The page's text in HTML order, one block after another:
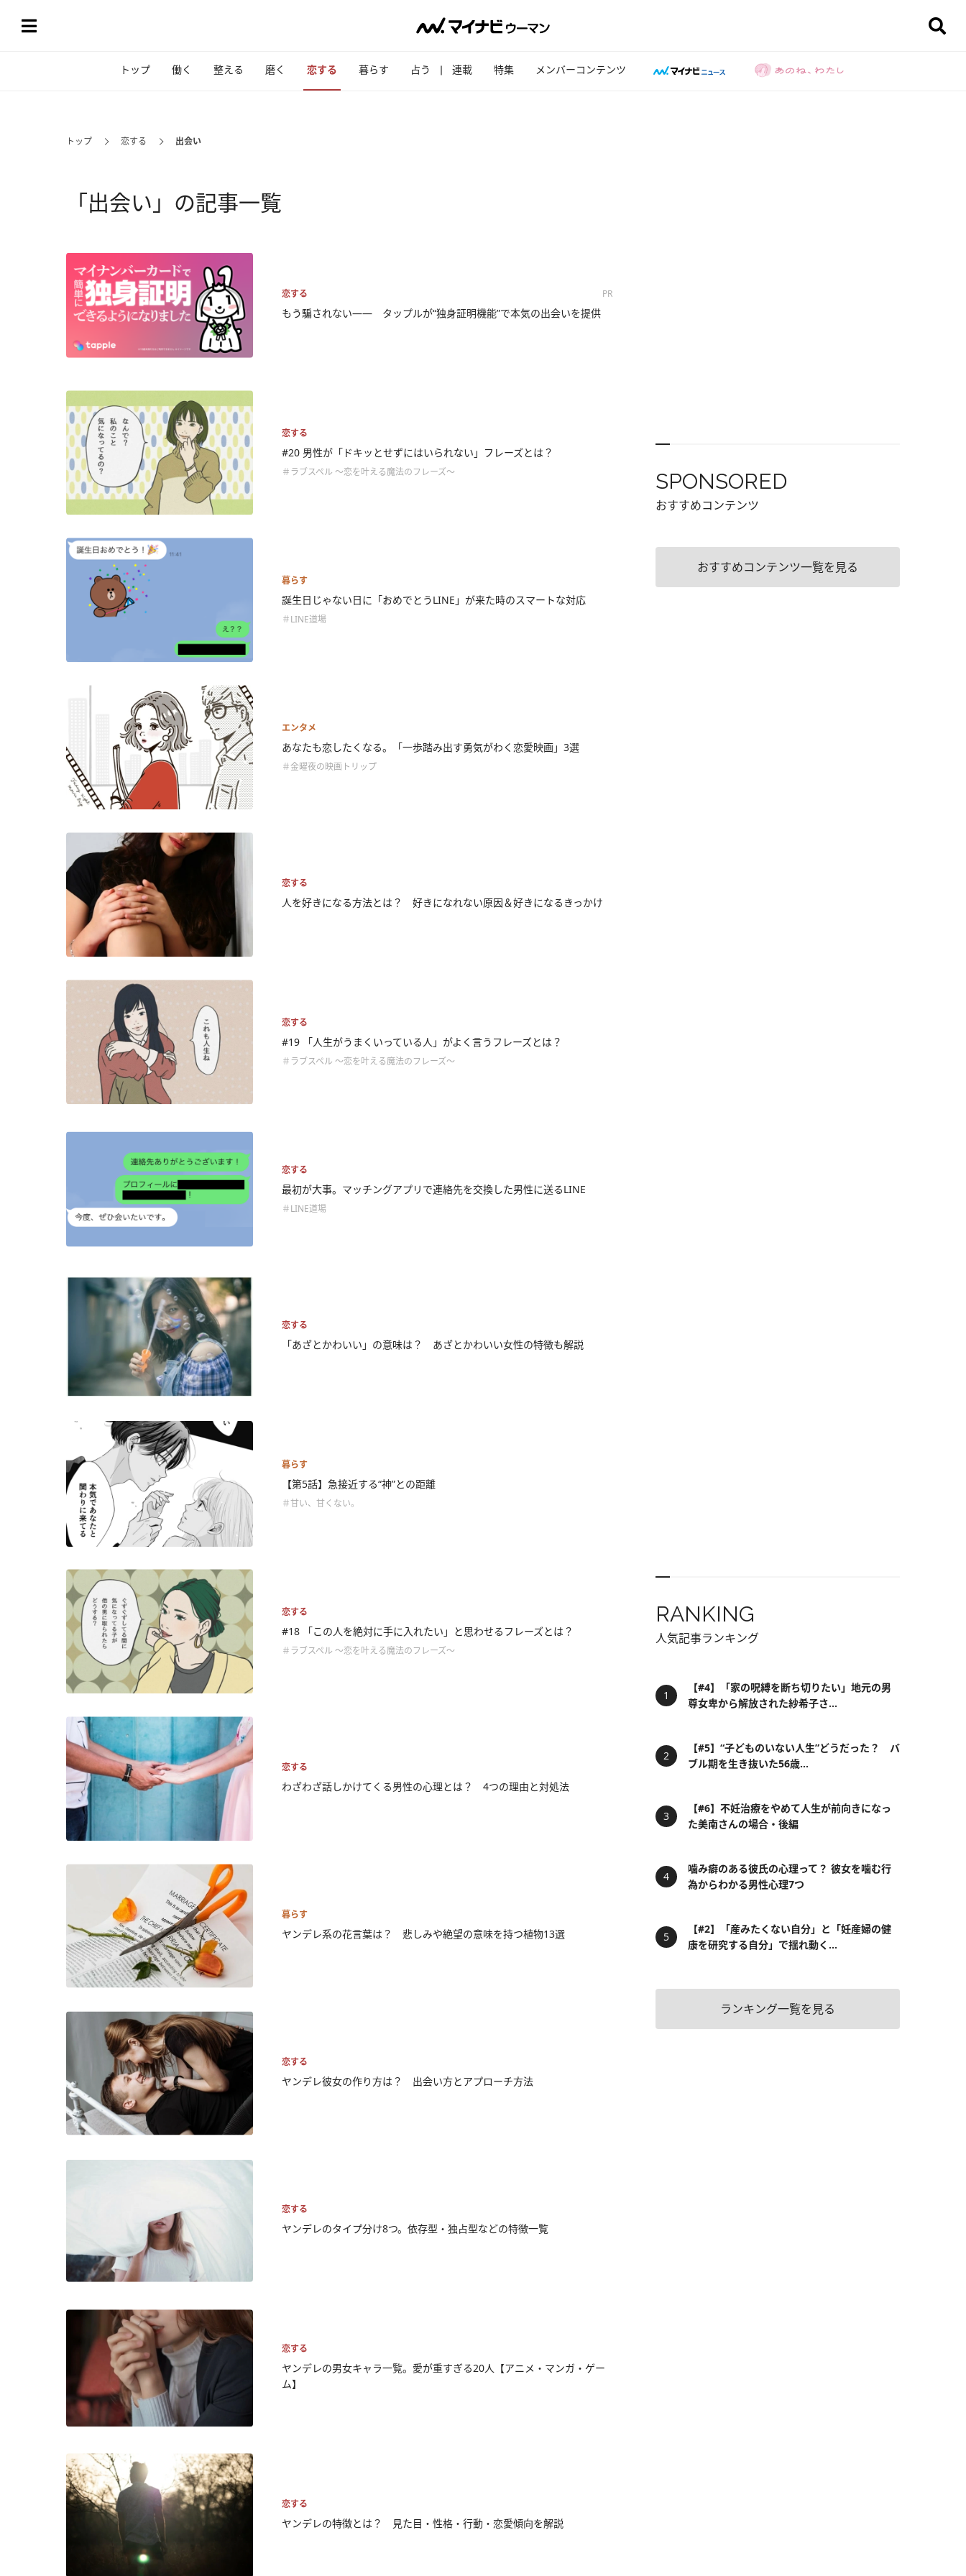
トップ 働く 整える 磨く 恋する 暮らす 占う 連載 特集 メンバーコンテンツ
トップ 恋する 出会い
「出会い」の記事一覧
恋する PR
もう騙されない―― タップルが“独身証明機能”で本気の出会いを提供
恋する
#20 男性が「ドキッとせずにはいられない」フレーズとは？
＃ラブスペル ～恋を叶える魔法のフレーズ～
暮らす
誕生日じゃない日に「おめでとうLINE」が来た時のスマートな対応
＃LINE道場
エンタメ
あなたも恋したくなる。「一歩踏み出す勇気がわく恋愛映画」3選
＃金曜夜の映画トリップ
恋する
人を好きになる方法とは？ 好きになれない原因＆好きになるきっかけ
恋する
#19 「人生がうまくいっている人」がよく言うフレーズとは？
＃ラブスペル ～恋を叶える魔法のフレーズ～
恋する
最初が大事。マッチングアプリで連絡先を交換した男性に送るLINE
＃LINE道場
恋する
「あざとかわいい」の意味は？ あざとかわいい女性の特徴も解説
暮らす
【第5話】急接近する“神”との距離
＃甘い、甘くない。
恋する
#18 「この人を絶対に手に入れたい」と思わせるフレーズとは？
＃ラブスペル ～恋を叶える魔法のフレーズ～
恋する
わざわざ話しかけてくる男性の心理とは？ 4つの理由と対処法
暮らす
ヤンデレ系の花言葉は？ 悲しみや絶望の意味を持つ植物13選
恋する
ヤンデレ彼女の作り方は？ 出会い方とアプローチ方法
恋する
ヤンデレのタイプ分け8つ。依存型・独占型などの特徴一覧
恋する
ヤンデレの男女キャラ一覧。愛が重すぎる20人【アニメ・マンガ・ゲー
ム】
恋する
ヤンデレの特徴とは？ 見た目・性格・行動・恋愛傾向を解説
SPONSORED
おすすめコンテンツ
おすすめコンテンツ一覧を見る
RANKING
人気記事ランキング
【#4】「家の呪縛を断ち切りたい」地元の男
尊女卑から解放された紗希子さ...
【#5】“子どものいない人生”どうだった？ バ
ブル期を生き抜いた56歳...
【#6】不妊治療をやめて人生が前向きになっ
た美南さんの場合・後編
噛み癖のある彼氏の心理って？ 彼女を噛む行
為からわかる男性心理7つ
【#2】「産みたくない自分」と「妊産婦の健
康を研究する自分」で揺れ動く...
ランキング一覧を見る